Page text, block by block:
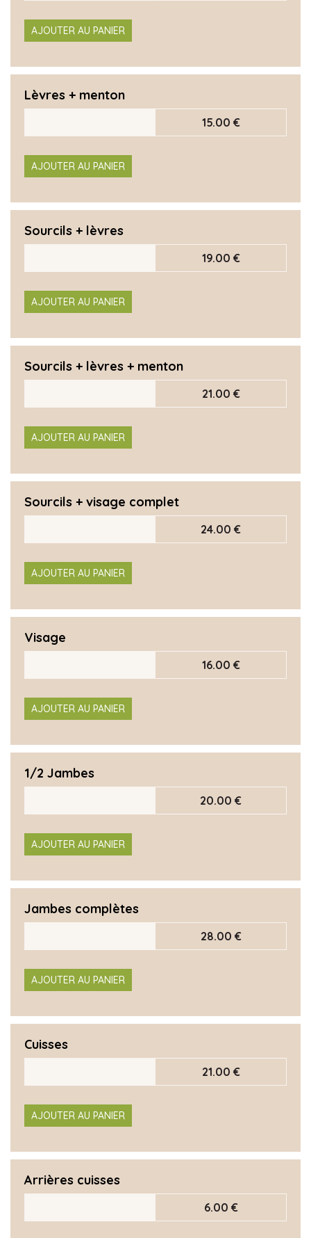
AJOUTER AU PANIER
Lèvres + menton
15.00 €
AJOUTER AU PANIER
Sourcils + lèvres
19.00 €
AJOUTER AU PANIER
Sourcils + lèvres + menton
21.00 €
AJOUTER AU PANIER
Sourcils + visage complet
24.00 €
AJOUTER AU PANIER
Visage
16.00 €
AJOUTER AU PANIER
1/2 Jambes
20.00 €
AJOUTER AU PANIER
Jambes complètes
28.00 €
AJOUTER AU PANIER
Cuisses
21.00 €
AJOUTER AU PANIER
Arrières cuisses
6.00 €